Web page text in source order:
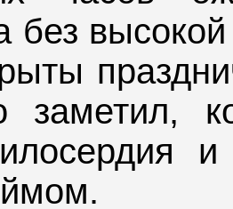
без
заметил,